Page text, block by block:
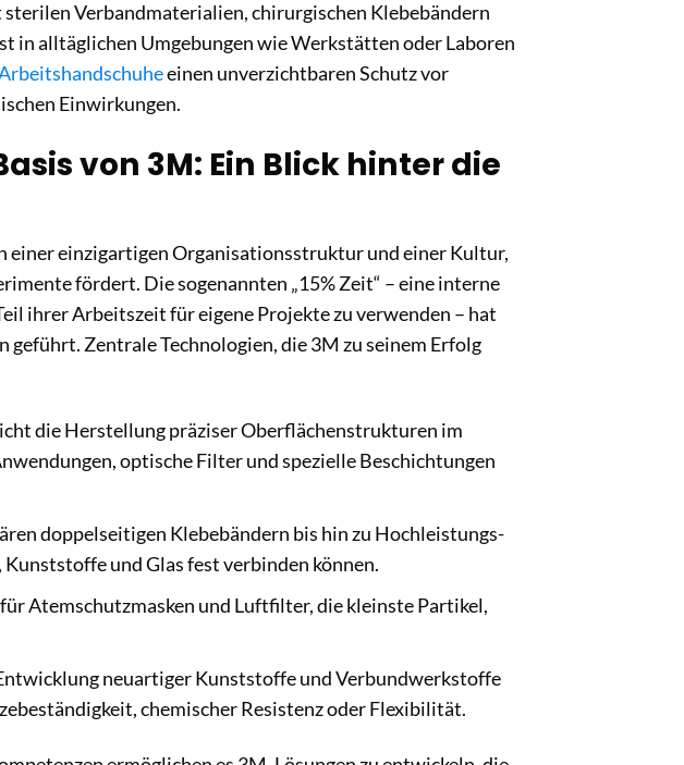
Verbandmaterialien, chirurgischen Klebebändern
in alltäglichen Umgebungen wie Werkstätten oder Laboren
einen unverzichtbaren Schutz vor
Einwirkungen.
von 3M: Ein Blick hinter die
einzigartigen Organisationsstruktur und einer Kultur,
fördert. Die sogenannten „15% Zeit“ – eine interne
ihrer Arbeitszeit für eigene Projekte zu verwenden – hat
geführt. Zentrale Technologien, die 3M zu seinem Erfolg
die Herstellung präziser Oberflächenstrukturen im
optische Filter und spezielle Beschichtungen
doppelseitigen Klebebändern bis hin zu Hochleistungs-
und Glas fest verbinden können.
Atemschutzmasken und Luftfilter, die kleinste Partikel,
neuartiger Kunststoffe und Verbundwerkstoffe
chemischer Resistenz oder Flexibilität.